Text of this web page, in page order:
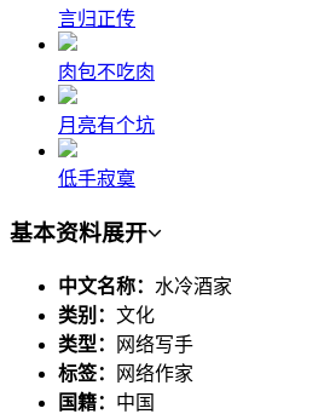
言归正传
肉包不吃肉
月亮有个坑
低手寂寞
基本资料展开
中文名称： 水冷酒家
类别： 文化
类型：
网络写手
标签：
网络作家
国籍： 中国